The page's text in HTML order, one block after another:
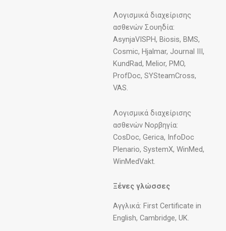
Λογισμικά διαχείρισης
ασθενών Σουηδία:
AsynjaVISPH, Biosis, BMS,
Cosmic, Hjalmar, Journal III,
KundRad, Melior, PMO,
ProfDoc, SYSteamCross,
VAS.
Λογισμικά διαχείρισης
ασθενών Noρβηγία:
CosDoc, Gerica, InfoDoc
Plenario, SystemX, WinMed,
WinMedVakt.
Ξένες γλώσσες
Αγγλικά: First Certificate in
English, Cambridge, UK.